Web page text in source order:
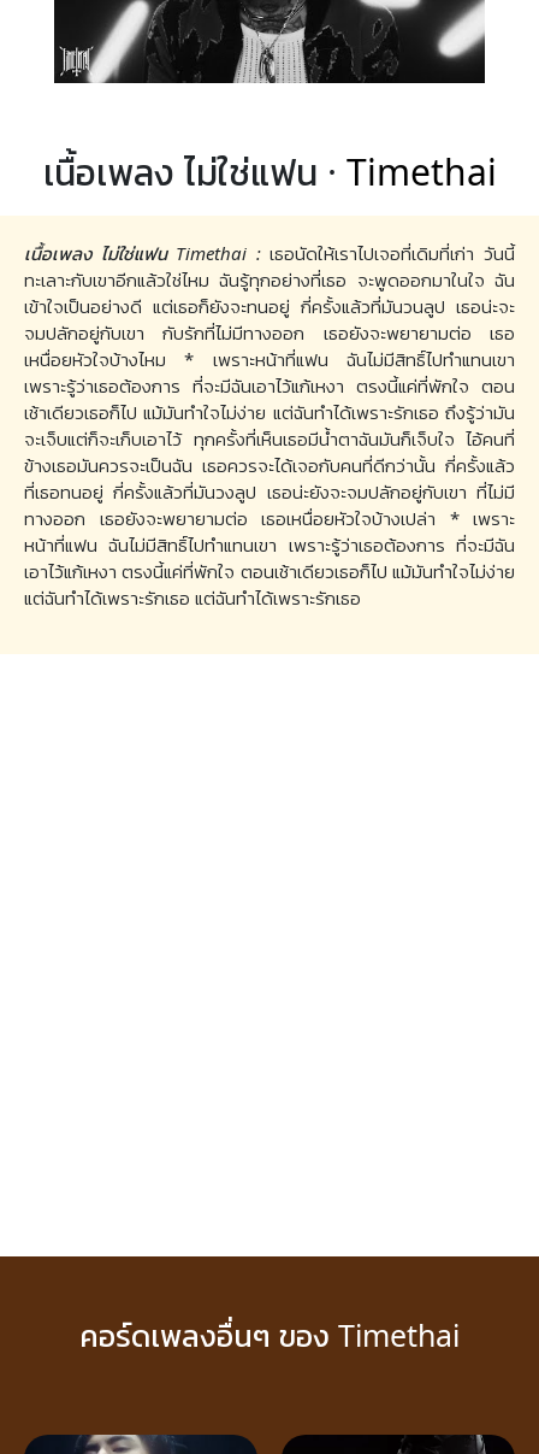
เนื้อเพลง ไม่ใช่แฟน · Timethai
เนื้อเพลง ไม่ใช่แฟน Timethai :เธอนัดให้เราไปเจอที่เดิมที่เก่า วันนี้
ทะเลาะกับเขาอีกแล้วใช่ไหม ฉันรู้ทุกอย่างที่เธอ จะพูดออกมาในใจ ฉัน
เข้าใจเป็นอย่างดี แต่เธอก็ยังจะทนอยู่ กี่ครั้งแล้วที่มันวนลูป เธอน่ะจะ
จมปลักอยู่กับเขา กับรักที่ไม่มีทางออก เธอยังจะพยายามต่อ เธอ
เหนื่อยหัวใจบ้างไหม * เพราะหน้าที่แฟน ฉันไม่มีสิทธิ์ไปทำแทนเขา
เพราะรู้ว่าเธอต้องการ ที่จะมีฉันเอาไว้แก้เหงา ตรงนี้แค่ที่พักใจ ตอน
เช้าเดียวเธอก็ไป แม้มันทำใจไม่ง่าย แต่ฉันทำได้เพราะรักเธอ ถึงรู้ว่ามัน
จะเจ็บแต่ก็จะเก็บเอาไว้ ทุกครั้งที่เห็นเธอมีน้ำตาฉันมันก็เจ็บใจ ไอ้คนที่
ข้างเธอมันควรจะเป็นฉัน เธอควรจะได้เจอกับคนที่ดีกว่านั้น กี่ครั้งแล้ว
ที่เธอทนอยู่ กี่ครั้งแล้วที่มันวงลูป เธอน่ะยังจะจมปลักอยู่กับเขา ที่ไม่มี
ทางออก เธอยังจะพยายามต่อ เธอเหนื่อยหัวใจบ้างเปล่า * เพราะ
หน้าที่แฟน ฉันไม่มีสิทธิ์ไปทำแทนเขา เพราะรู้ว่าเธอต้องการ ที่จะมีฉัน
เอาไว้แก้เหงา ตรงนี้แค่ที่พักใจ ตอนเช้าเดียวเธอก็ไป แม้มันทำใจไม่ง่าย
แต่ฉันทำได้เพราะรักเธอ แต่ฉันทำได้เพราะรักเธอ
คอร์ดเพลงอื่นๆ ของ Timethai